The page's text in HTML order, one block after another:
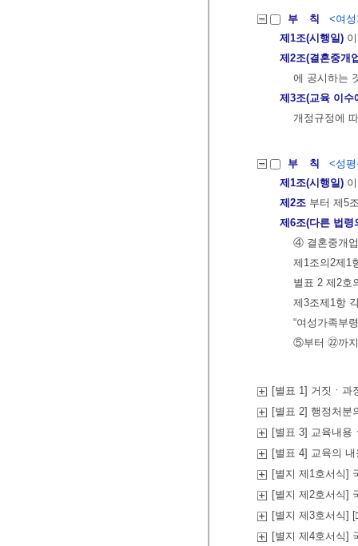
부 칙
<여
제1조(시행일)
제2조(결혼중개
에 공시하는
제3조(교육 이수
개정규정에
부 칙
<성
제1조(시행일)
제2조 부터 제5
제6조(다른 법령
④ 결혼중개
제1조의2제1
별표 2 제2호
제3조제1항
“여성가족부
⑤부터 ㉒까
[별표 1] 거짓ㆍ과
[별표 2] 행정처분
[별표 3] 교육내용
[별표 4] 교육의
[별지 제1호서식]
[별지 제2호서식]
[별지 제3호서식]
[별지 제4호서식]